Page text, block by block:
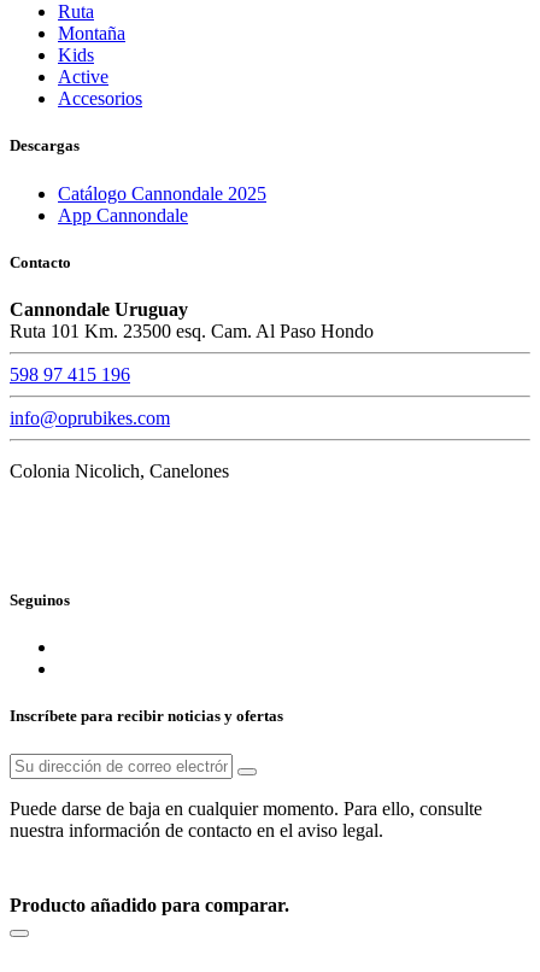
Ruta
Montaña
Kids
Active
Accesorios
Descargas
Catálogo Cannondale 2025
App Cannondale
Contacto
Cannondale Uruguay
Ruta 101 Km. 23500 esq. Cam. Al Paso Hondo
598 97 415 196
info@oprubikes.com
Colonia Nicolich, Canelones
Seguinos
Inscríbete para recibir noticias y ofertas
Puede darse de baja en cualquier momento. Para ello, consulte
nuestra información de contacto en el aviso legal.
Producto añadido para comparar.